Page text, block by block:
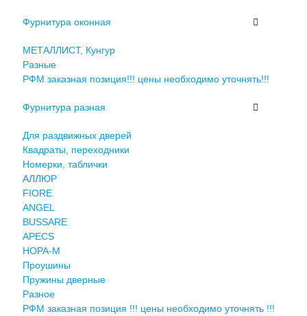
Фурнитура оконная
МЕТАЛЛИСТ, Кунгур
Разные
РФМ заказная позиция!!! цены необходимо уточнять!!!
Фурнитура разная
Для раздвижных дверей
Квадраты, переходники
Номерки, таблички
АЛЛЮР
FIORE
ANGEL
BUSSARE
APECS
НОРА-М
Проушины
Пружины дверные
Разное
РФМ заказная позиция !!! цены необходимо уточнять !!!